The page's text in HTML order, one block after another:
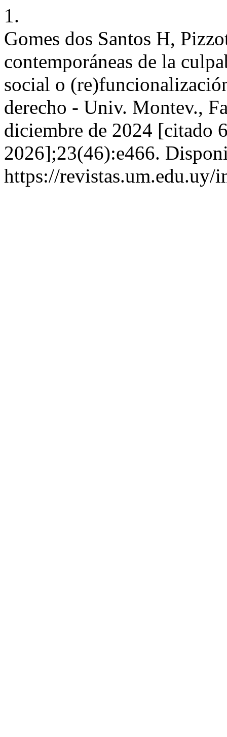
1.
Gomes dos Santos H,
contemporáneas de la
social o
derecho - Univ. Montev.,
diciembre de 2024 [citado
2026];23(46):e466.
https://revistas.um.edu.uy/